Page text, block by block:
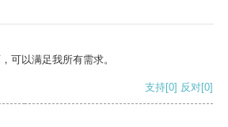
可以满足我所有需求。
支持[0] 反对[0]